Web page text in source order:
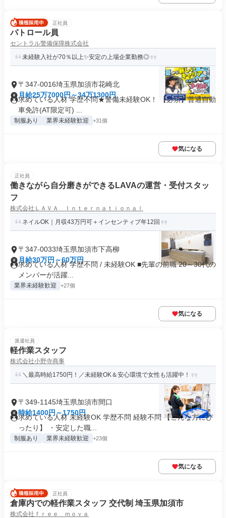
正社員
パトロール員
セントラル警備保障株式会社
未経験入社が70％以上✨安定の上場企業勤務◎
〒347-0016埼玉県加須市花崎北
月給25万7000円～34万1300円
求めている人材 学歴不問★警備未経験OK！ 【必須】普通自動
車免許(AT限定可) ...
制服あり 業界未経験歓迎 +31個
気になる
正社員
働きながら自分磨きができるLAVAの運営・受付スタッ
フ
株式会社ＬＡＶＡ Ｉｎｔｅｒｎａｔｉｏｎａｌ
ネイルOK｜月収43万円可＋インセンティブ年12回
〒347-0033埼玉県加須市下高柳
月給30万円～60万円
求めている人材 学歴不問 / 未経験OK ■先輩の前職 20～30代の
メンバーが活躍...
業界未経験歓迎 +27個
気になる
派遣社員
軽作業スタッフ
株式会社小野寺商事
＼最高時給1750円！／未経験OK＆安心環境で女性も活躍中！
〒349-1145埼玉県加須市間口
時給1400円～1750円
求めている人材 未経験OK 学歴不問 経験不問 【こんな方にぴ
ったり】 ・安定した職...
制服あり 業界未経験歓迎 +23個
気になる
正社員
倉庫内での軽作業スタッフ 交代制 埼玉県加須市
株式会社ｆｒｅｅ ｍｏｖａ